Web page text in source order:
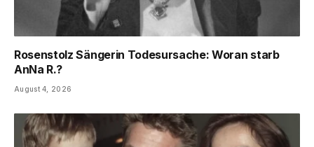
Rosenstolz Sängerin Todesursache: Woran starb
AnNa R.?
August 4, 2026